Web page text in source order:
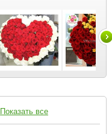
Показать все